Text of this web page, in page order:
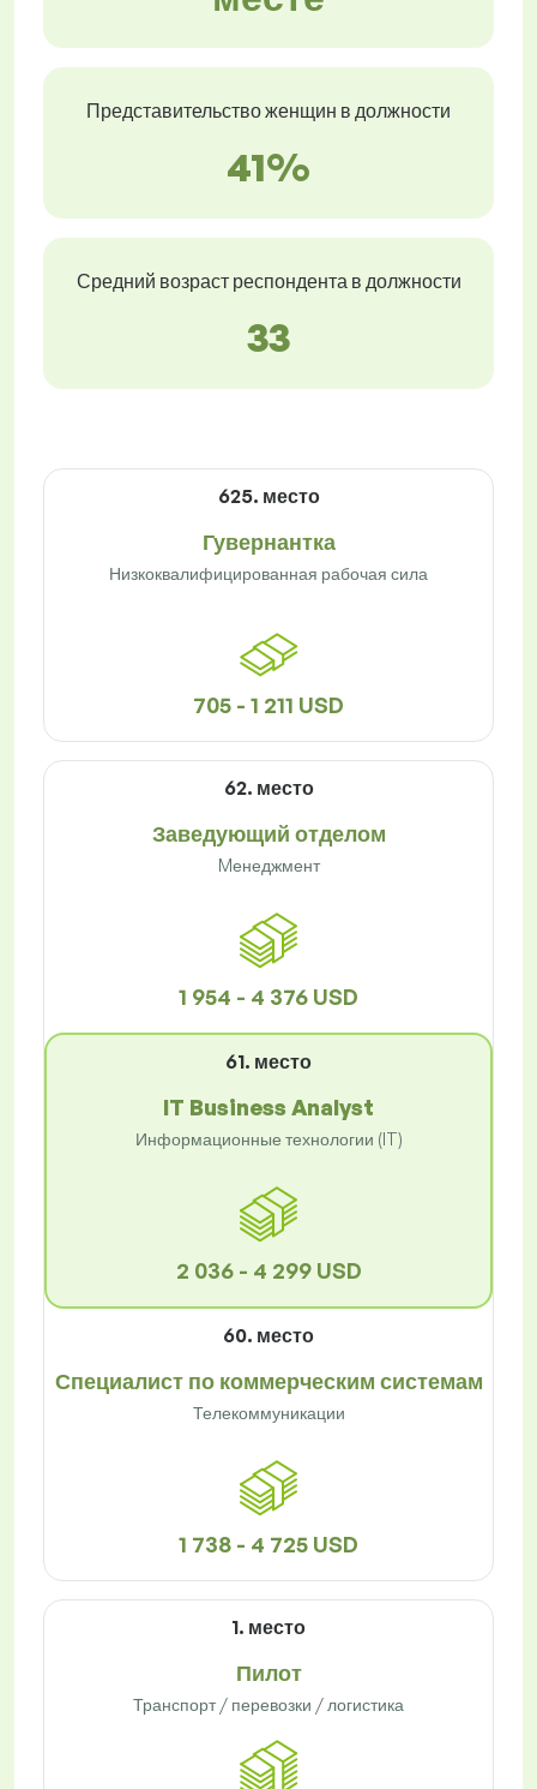
Представительство женщин в должности
41%
Средний возраст респондента в должности
33
625. место
Гувернантка
Низкоквалифицированная рабочая сила
705 - 1 211 USD
62. место
Заведующий отделом
Mенеджмент
1 954 - 4 376 USD
61. место
IT Business Analyst
Информационные технологии (IT)
2 036 - 4 299 USD
60. место
Специалист по коммерческим системам
Телекоммуникации
1 738 - 4 725 USD
1. место
Пилот
Транспорт / перевозки / логистика